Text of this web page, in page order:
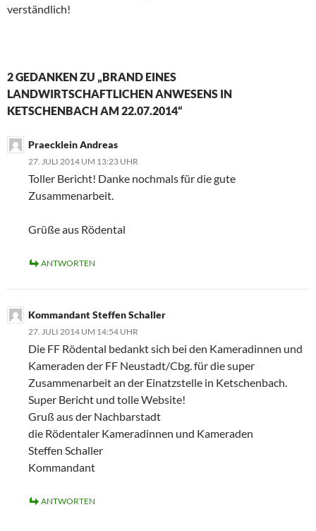
verständlich!
2 GEDANKEN ZU „BRAND EINES
LANDWIRTSCHAFTLICHEN ANWESENS IN
KETSCHENBACH AM 22.07.2014“
Praecklein Andreas
27. JULI 2014 UM 13:23 UHR
Toller Bericht! Danke nochmals für die gute
Zusammenarbeit.
Grüße aus Rödental
ANTWORTEN
Kommandant Steffen Schaller
27. JULI 2014 UM 14:54 UHR
Die FF Rödental bedankt sich bei den Kameradinnen und
Kameraden der FF Neustadt/Cbg. für die super
Zusammenarbeit an der Einatzstelle in Ketschenbach.
Super Bericht und tolle Website!
Gruß aus der Nachbarstadt
die Rödentaler Kameradinnen und Kameraden
Steffen Schaller
Kommandant
ANTWORTEN